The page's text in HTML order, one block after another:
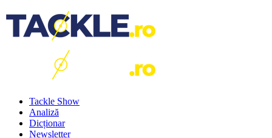
Tackle Show
Analiză
Dicționar
Newsletter